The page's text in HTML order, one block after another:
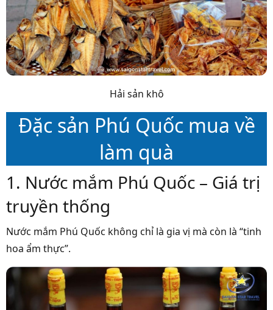
Hải sản khô
Đặc sản Phú Quốc mua về
làm quà
1. Nước mắm Phú Quốc – Giá trị
truyền thống
Nước mắm Phú Quốc không chỉ là gia vị mà còn là “tinh
hoa ẩm thực”.